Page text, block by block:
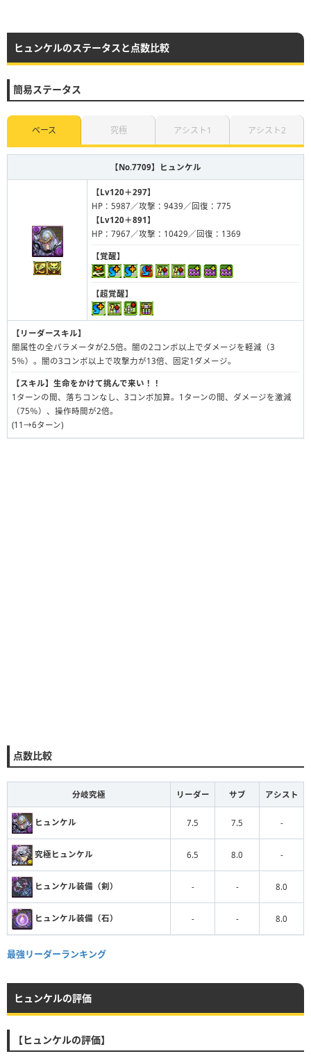
ヒュンケルのステータスと点数比較
簡易ステータス
ベース 究極 アシスト1 アシスト2
【No.7709】 ヒュンケル
【Lv120＋297】
HP：5987／攻撃：9439／回復：775
【Lv120＋891】
HP：7967／攻撃：10429／回復：1369
【覚醒】
【超覚醒】
【リーダースキル】
闇属性の全パラメータが2.5倍。闇の2コンボ以上でダメージを軽減（3
5％）。闇の3コンボ以上で攻撃力が13倍、固定1ダメージ。
【スキル】 生命をかけて挑んで来い！！
1ターンの間、落ちコンなし、3コンボ加算。1ターンの間、ダメージを激減
（75％）、操作時間が2倍。
(11→6ターン)
点数比較
分岐究極 リーダー サブ アシスト
ヒュンケル 7.5 7.5 -
究極ヒュンケル 6.5 8.0 -
ヒュンケル装備（剣） - - 8.0
ヒュンケル装備（石） - - 8.0
最強リーダーランキング
ヒュンケルの評価
【ヒュンケルの評価】